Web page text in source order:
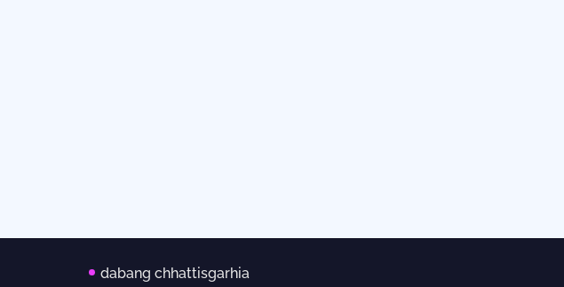
dabang chhattisgarhia